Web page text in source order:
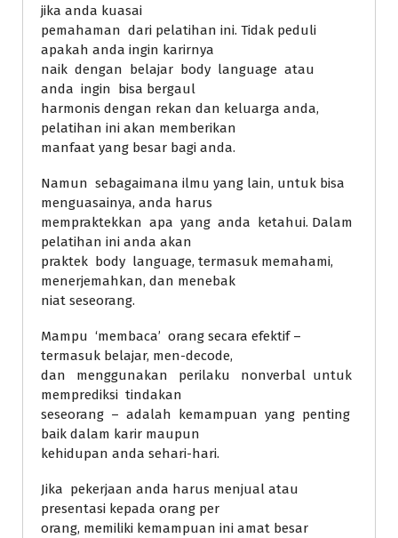
jika anda kuasai
pemahaman dari pelatihan ini. Tidak peduli
apakah anda ingin karirnya
naik dengan belajar body language atau
anda ingin bisa bergaul
harmonis dengan rekan dan keluarga anda,
pelatihan ini akan memberikan
manfaat yang besar bagi anda.
Namun sebagaimana ilmu yang lain, untuk bisa
menguasainya, anda harus
mempraktekkan apa yang anda ketahui. Dalam
pelatihan ini anda akan
praktek body language, termasuk memahami,
menerjemahkan, dan menebak
niat seseorang.
Mampu ‘membaca’ orang secara efektif –
termasuk belajar, men-decode,
dan menggunakan perilaku nonverbal untuk
memprediksi tindakan
seseorang – adalah kemampuan yang penting
baik dalam karir maupun
kehidupan anda sehari-hari.
Jika pekerjaan anda harus menjual atau
presentasi kepada orang per
orang, memiliki kemampuan ini amat besar